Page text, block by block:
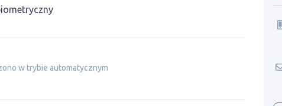
w trybie automatycznym